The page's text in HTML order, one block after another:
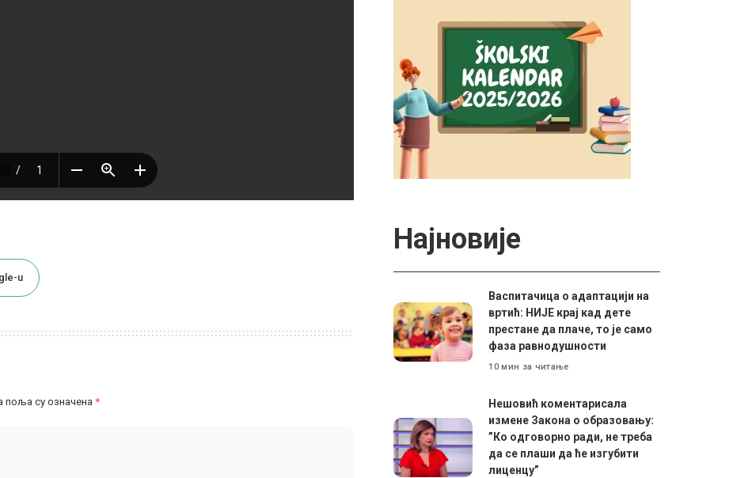
u
поља су означена *
Најновије
Васпитачица о адаптацији на
вртић: НИЈЕ крај кад дете
престане да плаче, то је само
фаза равнодушности
10 мин за читање
Нешовић коментарисала
измене Закона о образовању:
”Ко одговорно ради, не треба
да се плаши да ће изгубити
лиценцу”